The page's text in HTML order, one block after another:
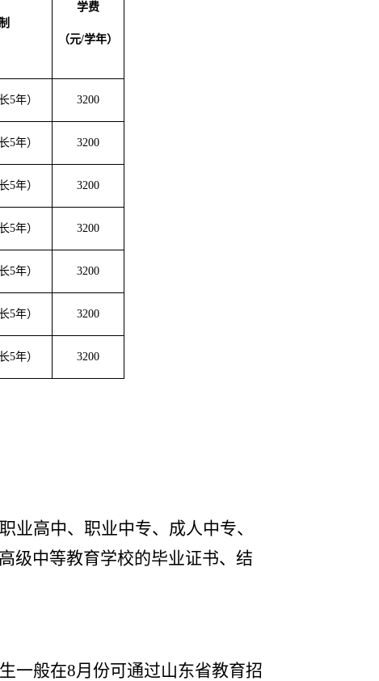
学费
（元/学年）
5年） 3200
5年） 3200
5年） 3200
5年） 3200
5年） 3200
5年） 3200
5年） 3200
业高中、职业中专、成人中专、
级中等教育学校的毕业证书、结
一般在8月份可通过山东省教育招